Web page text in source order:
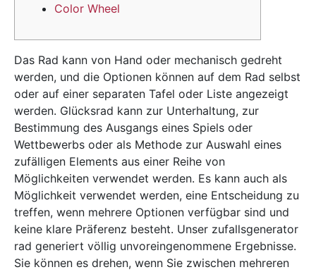
Color Wheel
Das Rad kann von Hand oder mechanisch gedreht
werden, und die Optionen können auf dem Rad selbst
oder auf einer separaten Tafel oder Liste angezeigt
werden. Glücksrad kann zur Unterhaltung, zur
Bestimmung des Ausgangs eines Spiels oder
Wettbewerbs oder als Methode zur Auswahl eines
zufälligen Elements aus einer Reihe von
Möglichkeiten verwendet werden. Es kann auch als
Möglichkeit verwendet werden, eine Entscheidung zu
treffen, wenn mehrere Optionen verfügbar sind und
keine klare Präferenz besteht. Unser zufallsgenerator
rad generiert völlig unvoreingenommene Ergebnisse.
Sie können es drehen, wenn Sie zwischen mehreren